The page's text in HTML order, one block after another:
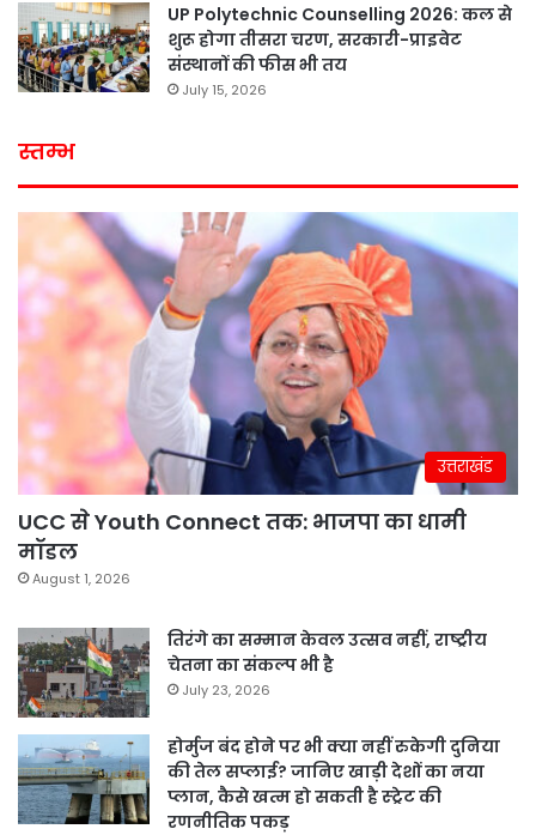
UP Polytechnic Counselling 2026: कल से
शुरू होगा तीसरा चरण, सरकारी-प्राइवेट
संस्थानों की फीस भी तय
July 15, 2026
स्तम्भ
उत्तराखंड
UCC से Youth Connect तक: भाजपा का धामी
मॉडल
August 1, 2026
तिरंगे का सम्मान केवल उत्सव नहीं, राष्ट्रीय
चेतना का संकल्प भी है
July 23, 2026
होर्मुज बंद होने पर भी क्या नहीं रुकेगी दुनिया
की तेल सप्लाई? जानिए खाड़ी देशों का नया
प्लान, कैसे खत्म हो सकती है स्ट्रेट की
रणनीतिक पकड़